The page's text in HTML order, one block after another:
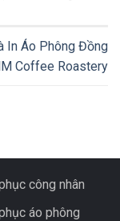
In Áo Phông Đồng
Coffee Roastery
công nhân
áo phông